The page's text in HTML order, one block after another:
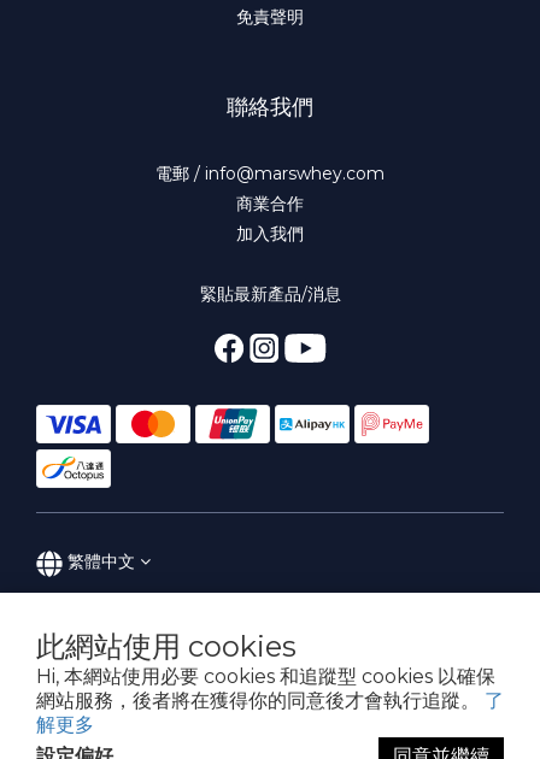
此網站使用 cookies
Hi, 本網站使用必要 cookies 和追蹤型 cookies 以確保
網站服務，後者將在獲得你的同意後才會執行追蹤。 了
解更多
免責聲明
聯絡我們
電郵 / info@marswhey.com
商業合作
加入我們
緊貼最新產品/消息
繁體中文
Powered by MARS Hong Kong